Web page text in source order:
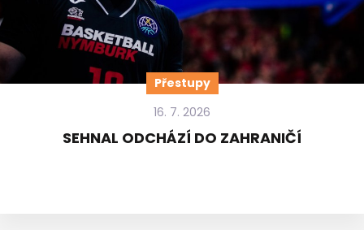
Přestupy
16. 7. 2026
SEHNAL ODCHÁZÍ DO ZAHRANIČÍ